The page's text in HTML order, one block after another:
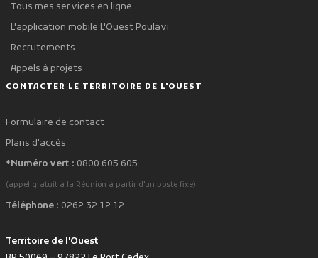
Tous mes services en ligne
L'application mobile L'Ouest Poulavi
Recrutements
Appels à projets
CONTACTER LE TERRITOIRE DE L'OUEST
Formulaire de contact
Plans d'accès
*Numéro vert : 0800 605 605
(appel gratuit à la Réunion à partir d'un poste fixe).
Téléphone : 0262 32 12 12
Territoire de l'Ouest